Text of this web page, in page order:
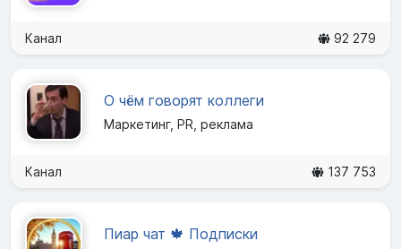
Канал 92 279
О чём говорят коллеги
Маркетинг, PR, реклама
Канал 137 753
Пиар чат 🍁 Подписки